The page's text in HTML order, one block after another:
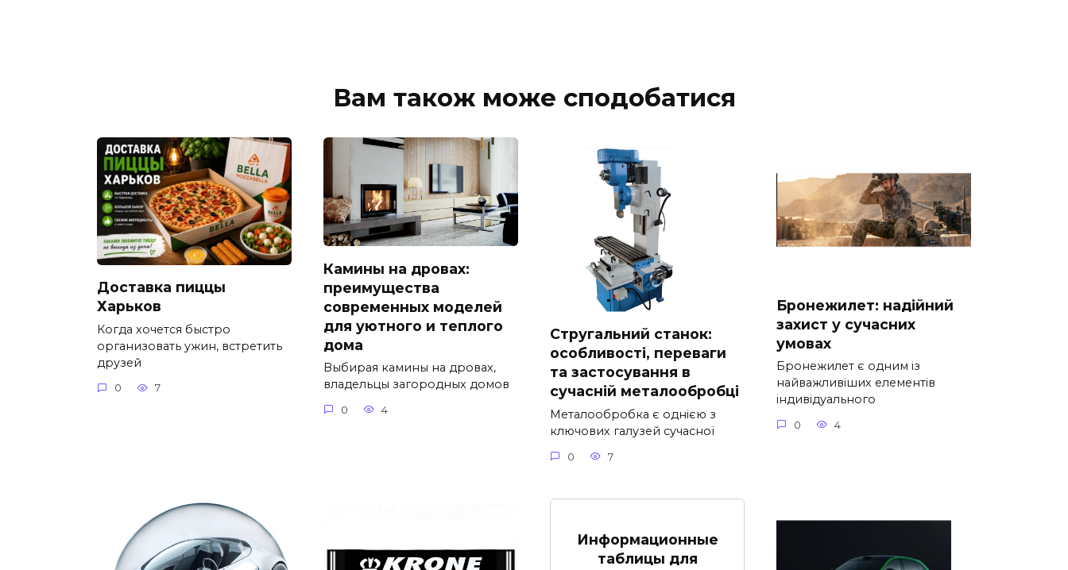
Вам також може сподобатися
Доставка пиццы
Харьков
Когда хочется быстро
организовать ужин, встретить
друзей
0 7
Камины на дровах:
преимущества
современных моделей
для уютного и теплого
дома
Выбирая камины на дровах,
владельцы загородных домов
0 4
Стругальний станок:
особливості, переваги
та застосування в
сучасній металообробці
Металообробка є однією з
ключових галузей сучасної
0 7
Бронежилет: надійний
захист у сучасних
умовах
Бронежилет є одним із
найважливіших елементів
індивідуального
0 4
Информационные
таблицы для